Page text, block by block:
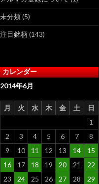
未分類(5)
注目銘柄 (143)
カレンダー
2014年6月
月 火 水 木 金 土 日
1
2
3 4 5 6 7
8
9
10 11 12 13 14
15
16
17 18 19 20 21
22
23
24 25 26 27 28
29